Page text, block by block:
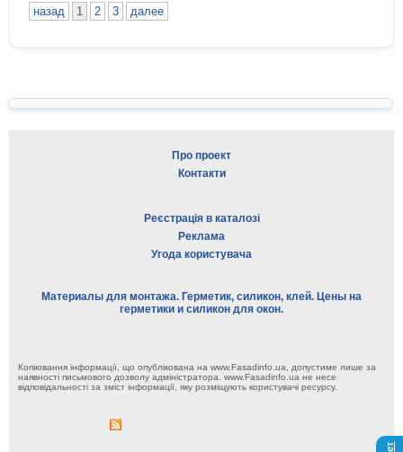
назад 1 2 3 далее
Про проект
Контакти
Реєстрація в каталозі
Реклама
Угода користувача
Материалы для монтажа. Герметик, силикон, клей. Цены на
герметики и силикон для окон.
Копіювання інформації, що опублікована на www.Fasadinfo.ua, допустиме лише за
наявності письмового дозволу адміністратора. www.Fasadinfo.ua не несе
відповідальності за зміст інформації, яку розміщують користувачі ресурсу.